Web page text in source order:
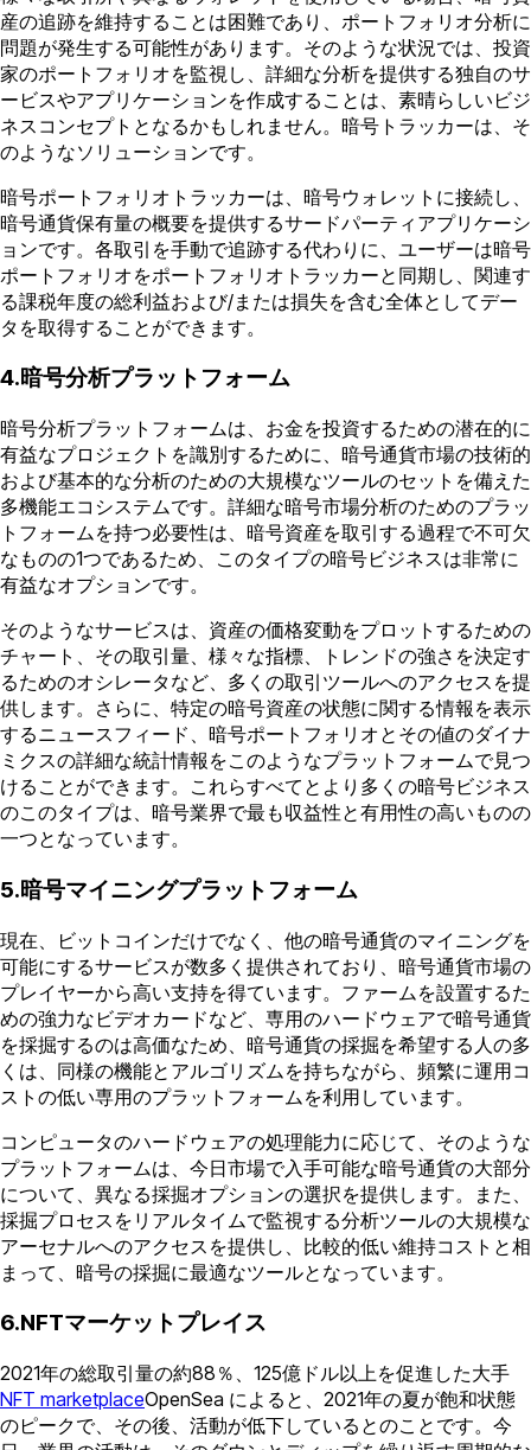
産の追跡を維持することは困難であり、ポートフォリオ分析に
問題が発生する可能性があります。そのような状況では、投資
家のポートフォリオを監視し、詳細な分析を提供する独自のサ
ービスやアプリケーションを作成することは、素晴らしいビジ
ネスコンセプトとなるかもしれません。暗号トラッカーは、そ
のようなソリューションです。
暗号ポートフォリオトラッカーは、暗号ウォレットに接続し、
暗号通貨保有量の概要を提供するサードパーティアプリケーシ
ョンです。各取引を手動で追跡する代わりに、ユーザーは暗号
ポートフォリオをポートフォリオトラッカーと同期し、関連す
る課税年度の総利益および/または損失を含む全体としてデー
タを取得することができます。
4.暗号分析プラットフォーム
暗号分析プラットフォームは、お金を投資するための潜在的に
有益なプロジェクトを識別するために、暗号通貨市場の技術的
および基本的な分析のための大規模なツールのセットを備えた
多機能エコシステムです。詳細な暗号市場分析のためのプラッ
トフォームを持つ必要性は、暗号資産を取引する過程で不可欠
なものの1つであるため、このタイプの暗号ビジネスは非常に
有益なオプションです。
そのようなサービスは、資産の価格変動をプロットするための
チャート、その取引量、様々な指標、トレンドの強さを決定す
るためのオシレータなど、多くの取引ツールへのアクセスを提
供します。さらに、特定の暗号資産の状態に関する情報を表示
するニュースフィード、暗号ポートフォリオとその値のダイナ
ミクスの詳細な統計情報をこのようなプラットフォームで見つ
けることができます。これらすべてとより多くの暗号ビジネス
のこのタイプは、暗号業界で最も収益性と有用性の高いものの
一つとなっています。
5.暗号マイニングプラットフォーム
現在、ビットコインだけでなく、他の暗号通貨のマイニングを
可能にするサービスが数多く提供されており、暗号通貨市場の
プレイヤーから高い支持を得ています。ファームを設置するた
めの強力なビデオカードなど、専用のハードウェアで暗号通貨
を採掘するのは高価なため、暗号通貨の採掘を希望する人の多
くは、同様の機能とアルゴリズムを持ちながら、頻繁に運用コ
ストの低い専用のプラットフォームを利用しています。
コンピュータのハードウェアの処理能力に応じて、そのような
プラットフォームは、今日市場で入手可能な暗号通貨の大部分
について、異なる採掘オプションの選択を提供します。また、
採掘プロセスをリアルタイムで監視する分析ツールの大規模な
アーセナルへのアクセスを提供し、比較的低い維持コストと相
まって、暗号の採掘に最適なツールとなっています。
6.NFTマーケットプレイス
2021年の総取引量の約88％、125億ドル以上を促進した大手
NFT marketplaceOpenSea によると、2021年の夏が飽和状態
のピークで、その後、活動が低下しているとのことです。今